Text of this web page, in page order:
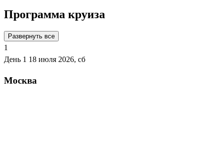
Программа круиза
Развернуть все
1
День 1 18 июля 2026, сб
Москва